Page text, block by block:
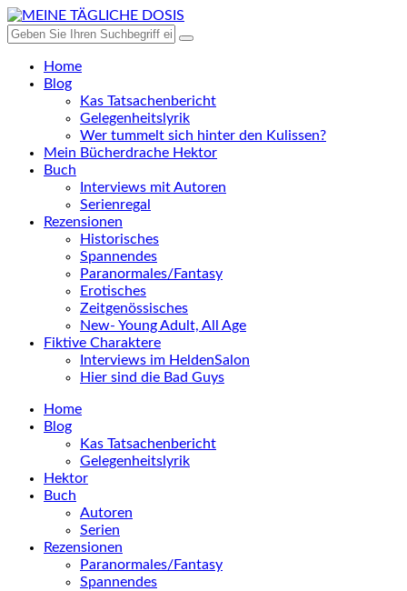
Home
Blog
Kas Tatsachenbericht
Gelegenheitslyrik
Wer tummelt sich hinter den Kulissen?
Mein Bücherdrache Hektor
Buch
Interviews mit Autoren
Serienregal
Rezensionen
Historisches
Spannendes
Paranormales/Fantasy
Erotisches
Zeitgenössisches
New- Young Adult, All Age
Fiktive Charaktere
Interviews im HeldenSalon
Hier sind die Bad Guys
Home
Blog
Kas Tatsachenbericht
Gelegenheitslyrik
Hektor
Buch
Autoren
Serien
Rezensionen
Paranormales/Fantasy
Spannendes